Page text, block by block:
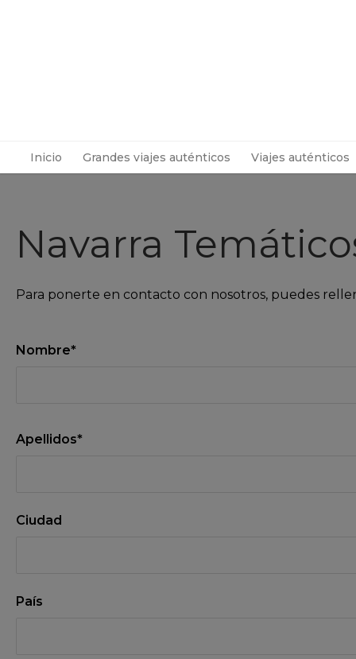
Inicio Grandes viajes auténticos Viajes auténticos
Navarra
Para ponerte en contacto con nosotros, puedes
Nombre*
Apellidos*
Ciudad
País